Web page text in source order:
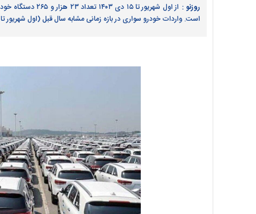
روزنو :
است. واردات خودرو سواری در بازه زمانی مشابه سال قبل (اول شهریور تا ۱۵ دی ۱۴۰۲) برابر سه هزار و ۲۲۳ دستگاه خودرو به ارزش ۶۳ میلیون دلار بوده است.